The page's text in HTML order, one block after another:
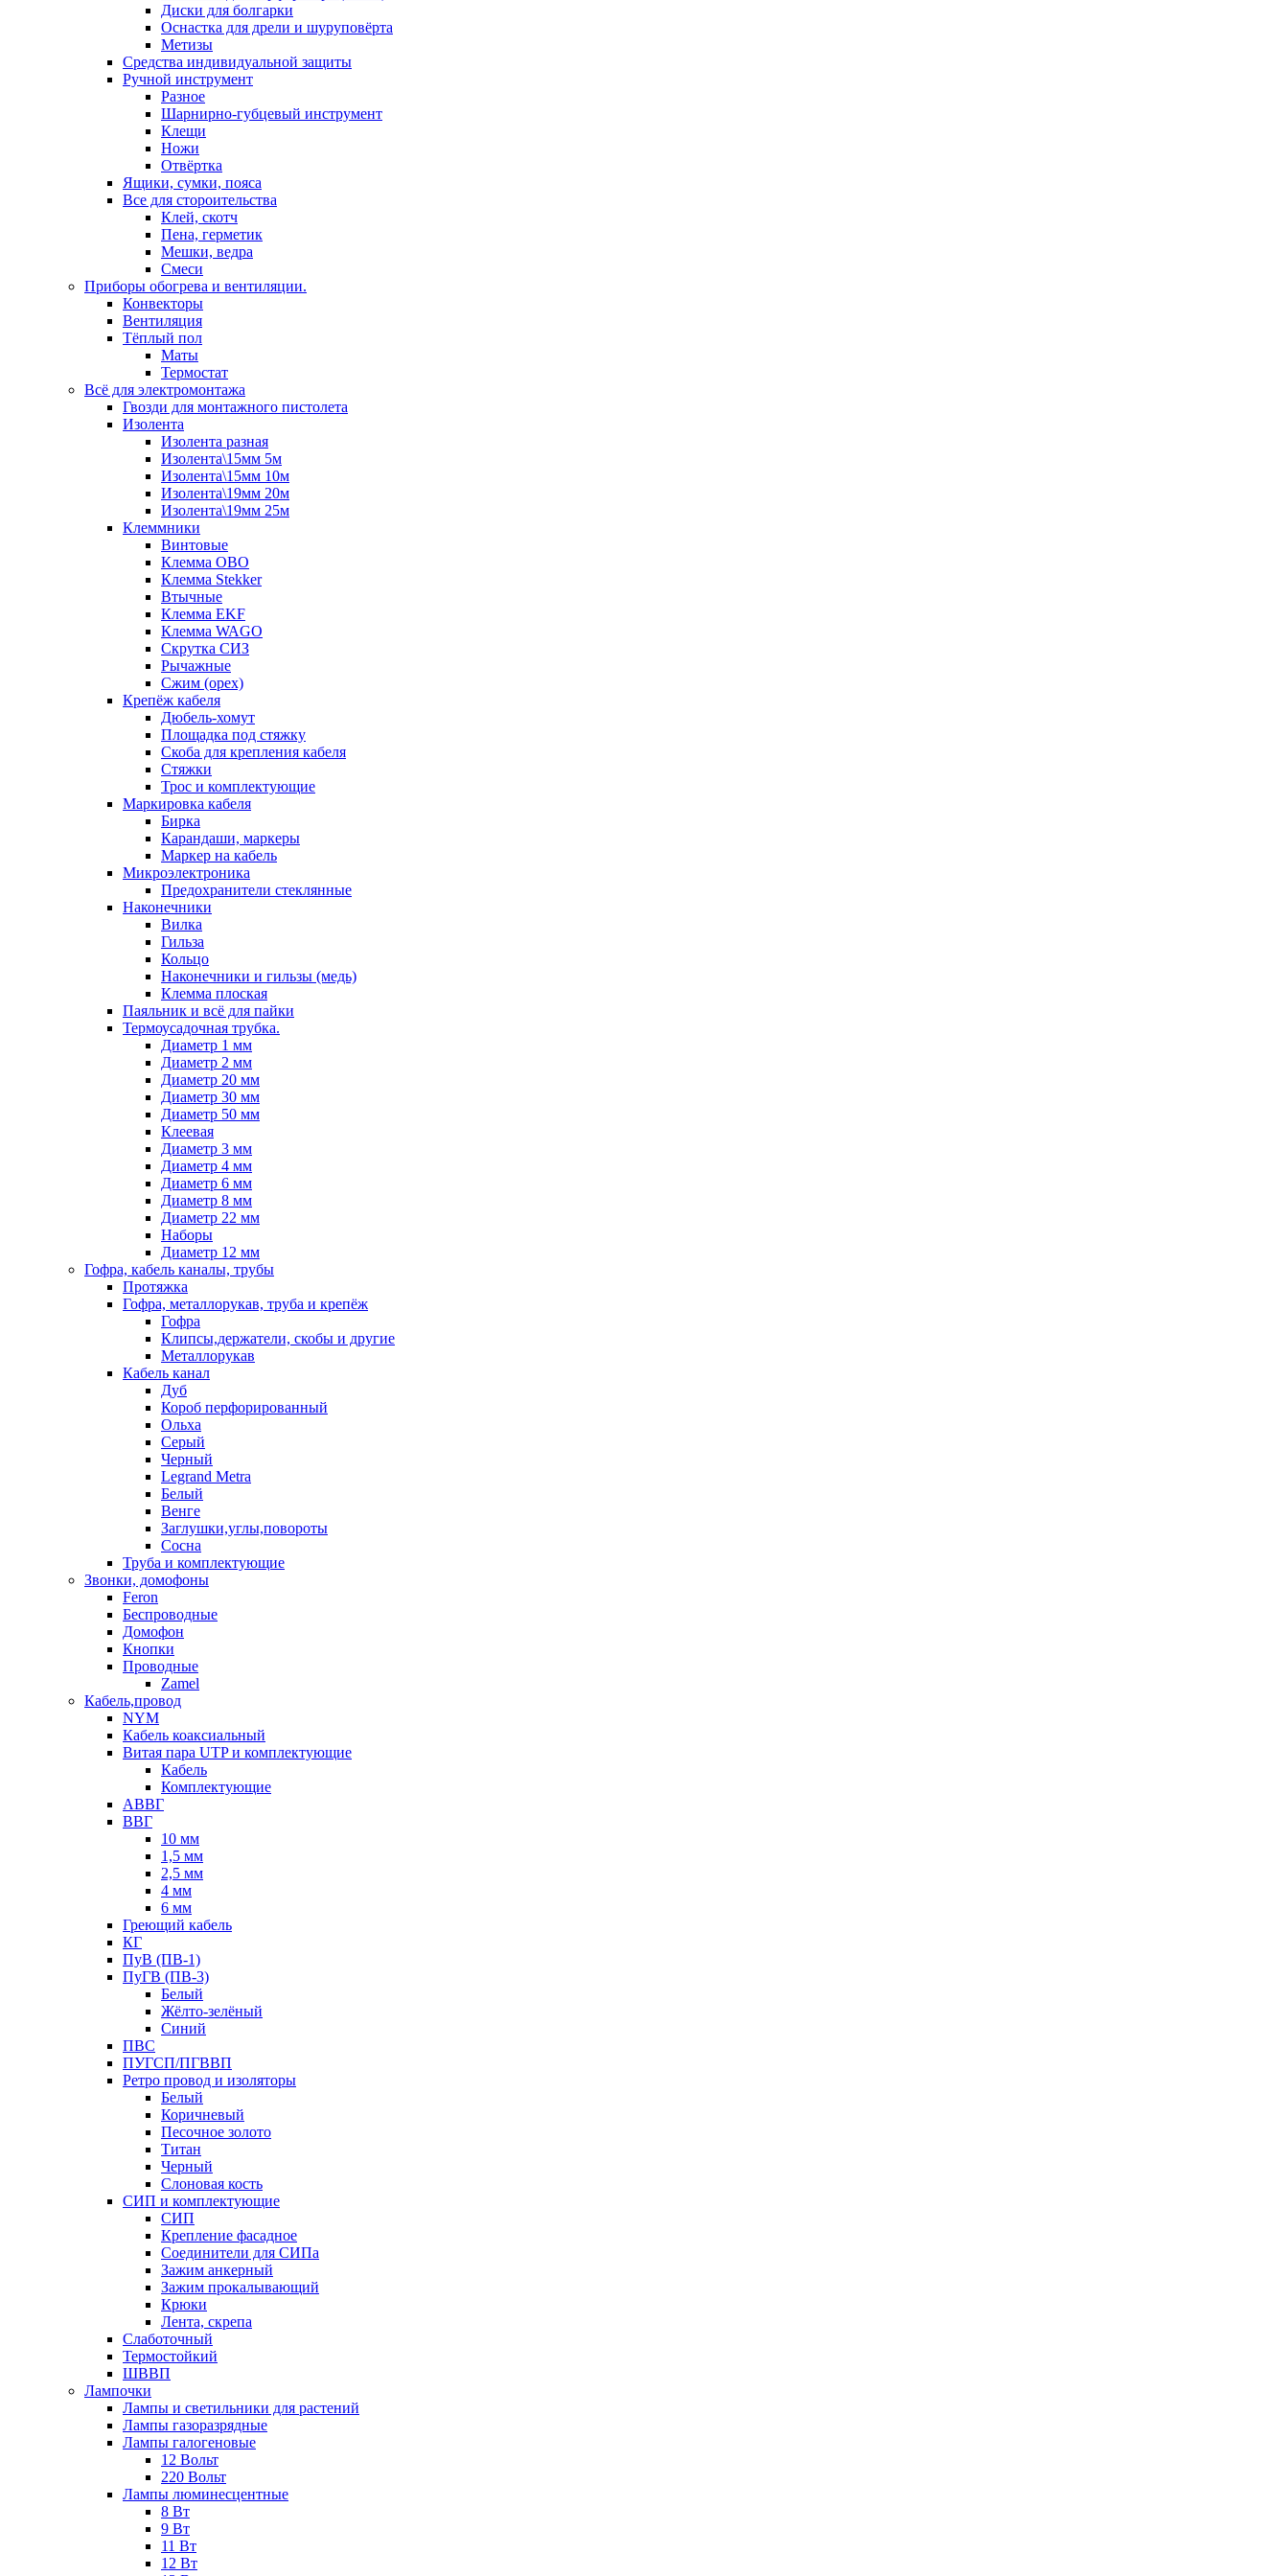
Диски для болгарки
Оснастка для дрели и шуруповёрта
Метизы
Средства индивидуальной защиты
Ручной инструмент
Разное
Шарнирно-губцевый инструмент
Клещи
Ножи
Отвёртка
Ящики, сумки, пояса
Все для стороительства
Клей, скотч
Пена, герметик
Мешки, ведра
Смеси
Приборы обогрева и вентиляции.
Конвекторы
Вентиляция
Тёплый пол
Маты
Термостат
Всё для электромонтажа
Гвозди для монтажного пистолета
Изолента
Изолента разная
Изолента\15мм 5м
Изолента\15мм 10м
Изолента\19мм 20м
Изолента\19мм 25м
Клеммники
Винтовые
Клемма OBO
Клемма Stekker
Втычные
Клемма EKF
Клемма WAGO
Скрутка СИЗ
Рычажные
Сжим (орех)
Крепёж кабеля
Дюбель-хомут
Площадка под стяжку
Скоба для крепления кабеля
Стяжки
Трос и комплектующие
Маркировка кабеля
Бирка
Карандаши, маркеры
Маркер на кабель
Микроэлектроника
Предохранители стеклянные
Наконечники
Вилка
Гильза
Кольцо
Наконечники и гильзы (медь)
Клемма плоская
Паяльник и всё для пайки
Термоусадочная трубка.
Диаметр 1 мм
Диаметр 2 мм
Диаметр 20 мм
Диаметр 30 мм
Диаметр 50 мм
Клеевая
Диаметр 3 мм
Диаметр 4 мм
Диаметр 6 мм
Диаметр 8 мм
Диаметр 22 мм
Наборы
Диаметр 12 мм
Гофра, кабель каналы, трубы
Протяжка
Гофра, металлорукав, труба и крепёж
Гофра
Клипсы,держатели, скобы и другие
Металлорукав
Кабель канал
Дуб
Короб перфорированный
Ольха
Серый
Черный
Legrand Metra
Белый
Венге
Заглушки,углы,повороты
Сосна
Труба и комплектующие
Звонки, домофоны
Feron
Беспроводные
Домофон
Кнопки
Проводные
Zamel
Кабель,провод
NYM
Кабель коаксиальный
Витая пара UTP и комплектующие
Кабель
Комплектующие
АВВГ
ВВГ
10 мм
1,5 мм
2,5 мм
4 мм
6 мм
Греющий кабель
КГ
ПуВ (ПВ-1)
ПуГВ (ПВ-3)
Белый
Жёлто-зелёный
Синий
ПВС
ПУГСП/ПГВВП
Ретро провод и изоляторы
Белый
Коричневый
Песочное золото
Титан
Черный
Слоновая кость
СИП и комплектующие
СИП
Крепление фасадное
Соединители для СИПа
Зажим анкерный
Зажим прокалывающий
Крюки
Лента, скрепа
Слаботочный
Термостойкий
ШВВП
Лампочки
Лампы и светильники для растений
Лампы газоразрядные
Лампы галогеновые
12 Вольт
220 Вольт
Лампы люминесцентные
8 Вт
9 Вт
11 Вт
12 Вт